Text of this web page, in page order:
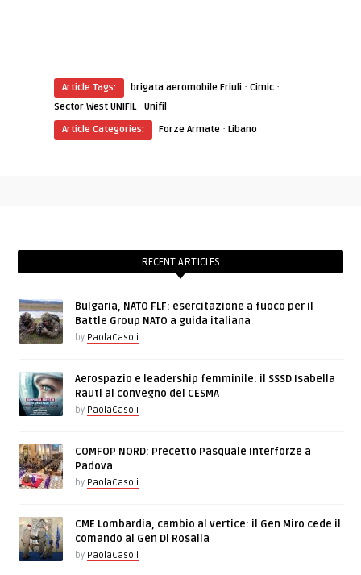
Article Tags: brigata aeromobile Friuli ·Cimic ·
Sector West UNIFIL·Unifil
Article Categories:
Forze Armate ·Libano
RECENT ARTICLES
Bulgaria, NATO FLF: esercitazione a fuoco per il
Battle Group NATO a guida italiana
by PaolaCasoli
Aerospazio e leadership femminile: il SSSD Isabella
Rauti al convegno del CESMA
by PaolaCasoli
COMFOP NORD: Precetto Pasquale Interforze a
Padova
by PaolaCasoli
CME Lombardia, cambio al vertice: il Gen Miro cede il
comando al Gen Di Rosalia
by PaolaCasoli